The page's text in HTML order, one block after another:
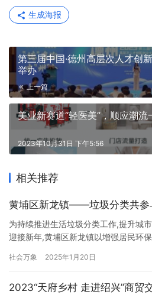
生成海报
第三届中国·德州高层次人才创
举办
上一篇
美业新赛道“轻医美”，顺应潮流
2023年10月31日 下午5:56
相关推荐
黄埔区新龙镇——垃圾分类共参
为持续推进生活垃圾分类工作,提升城
迎接新年,黄埔区新龙镇以增强居民环
将垃圾分类理念深植于居民心中,引导
调。 对辖区重点餐饮单位进行走访,发
社会万象 2025年1月20日
2023“天府乡村 走进绍兴”商贸